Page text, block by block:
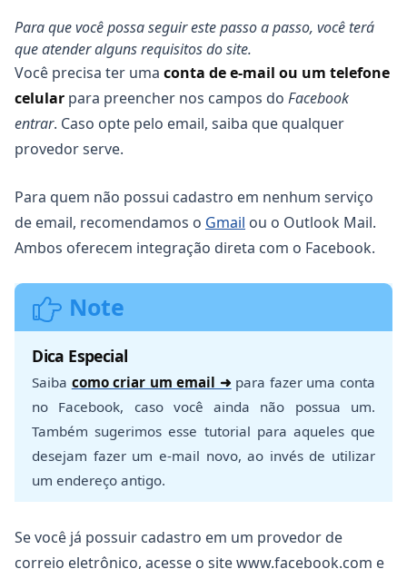
Para que você possa seguir este passo a passo, você terá
que atender alguns requisitos do site.
Você precisa ter uma conta de e-mail ou um telefone
celular para preencher nos campos do Facebook
entrar. Caso opte pelo email, saiba que qualquer
provedor serve.
Para quem não possui cadastro em nenhum serviço
de email, recomendamos o Gmail ou o Outlook Mail.
Ambos oferecem integração direta com o Facebook.
Note
Dica Especial
Saiba como criar um email ➜ para fazer uma conta
no Facebook, caso você ainda não possua um.
Também sugerimos esse tutorial para aqueles que
desejam fazer um e-mail novo, ao invés de utilizar
um endereço antigo.
Se você já possuir cadastro em um provedor de
correio eletrônico, acesse o site www.facebook.com e